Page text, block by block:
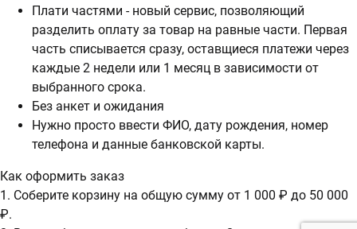
Плати частями - новый сервис, позволяющий
разделить оплату за товар на равные части. Первая
часть списывается сразу, оставщиеся платежи через
каждые 2 недели или 1 месяц в зависимости от
выбранного срока.
Без анкет и ожидания
Нужно просто ввести ФИО, дату рождения, номер
телефона и данные банковской карты.
Как оформить заказ
1. Соберите корзину на общую сумму от 1 000 ₽ до 50 000
₽.